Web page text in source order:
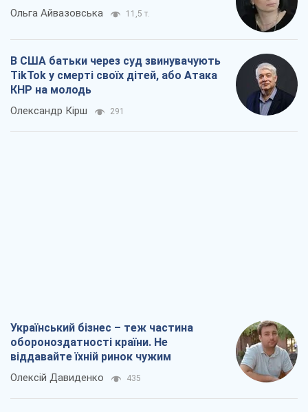
Ольга Айвазовська 11,5 т.
В США батьки через суд звинувачують
TikTok у смерті своїх дітей, або Атака
КНР на молодь
Олександр Кірш 291
Український бізнес – теж частина
обороноздатності країни. Не
віддавайте їхній ринок чужим
Олексій Давиденко 435